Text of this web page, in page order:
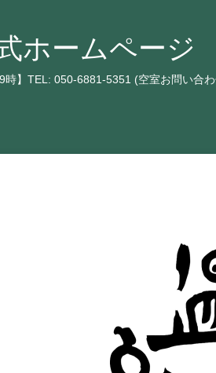
ホームページ
TEL: 050-6881-5351 (空室お問い合わ